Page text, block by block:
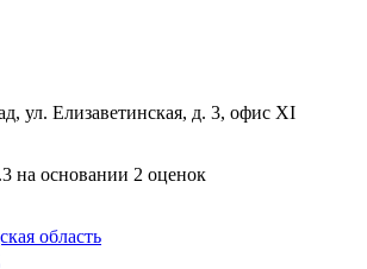
ул. Елизаветинская, д. 3, офис XI
на основании 2 оценок
область